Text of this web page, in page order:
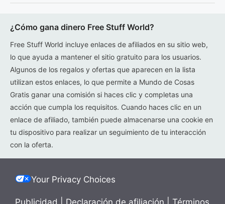
¿Cómo gana dinero Free Stuff World?
Free Stuff World incluye enlaces de afiliados en su sitio web,
lo que ayuda a mantener el sitio gratuito para los usuarios.
Algunos de los regalos y ofertas que aparecen en la lista
utilizan estos enlaces, lo que permite a Mundo de Cosas
Gratis ganar una comisión si haces clic y completas una
acción que cumpla los requisitos. Cuando haces clic en un
enlace de afiliado, también puede almacenarse una cookie en
tu dispositivo para realizar un seguimiento de tu interacción
con la oferta.
Your Privacy Choices